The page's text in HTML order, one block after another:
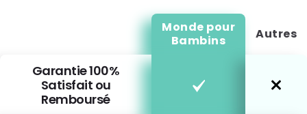
Monde pour
Bambins
Autres
Garantie 100%
Satisfait ou
Remboursé